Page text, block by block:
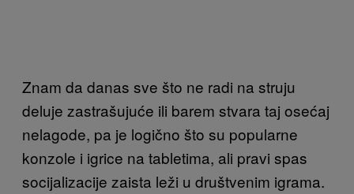
Znam da danas sve što ne radi na struju
deluje zastrašujuće ili barem stvara taj osećaj
nelagode, pa je logično što su popularne
konzole i igrice na tabletima, ali pravi spas
socijalizacije zaista leži u društvenim igrama.